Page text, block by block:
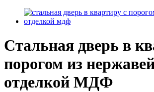
Стальная дверь в
порогом из
отделкой МДФ